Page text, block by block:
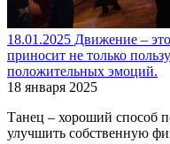
18.01.2025 Движение –
приносит не только
положительных эмоций.
18 января 2025
Танец – хороший способ
улучшить собственную